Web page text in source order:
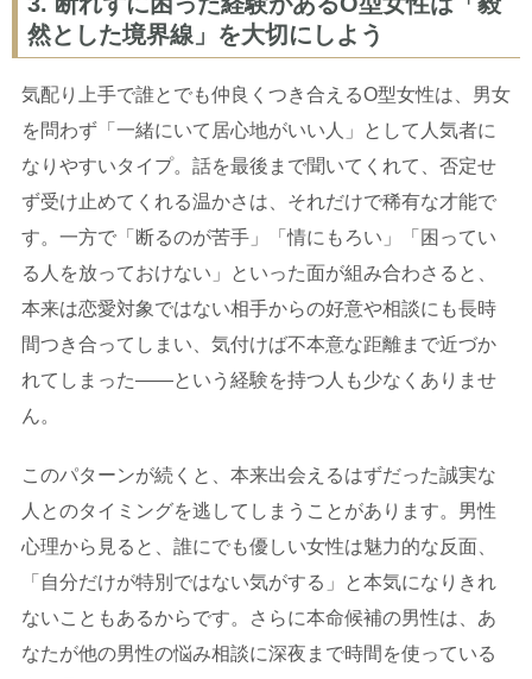
然とした境界線」を大切にしよう
気配り上手で誰とでも仲良くつき合えるO型女性は、男女
を問わず「一緒にいて居心地がいい人」として人気者に
なりやすいタイプ。話を最後まで聞いてくれて、否定せ
ず受け止めてくれる温かさは、それだけで稀有な才能で
す。一方で「断るのが苦手」「情にもろい」「困ってい
る人を放っておけない」といった面が組み合わさると、
本来は恋愛対象ではない相手からの好意や相談にも長時
間つき合ってしまい、気付けば不本意な距離まで近づか
れてしまった——という経験を持つ人も少なくありませ
ん。
このパターンが続くと、本来出会えるはずだった誠実な
人とのタイミングを逃してしまうことがあります。男性
心理から見ると、誰にでも優しい女性は魅力的な反面、
「自分だけが特別ではない気がする」と本気になりきれ
ないこともあるからです。さらに本命候補の男性は、あ
なたが他の男性の悩み相談に深夜まで時間を使っている